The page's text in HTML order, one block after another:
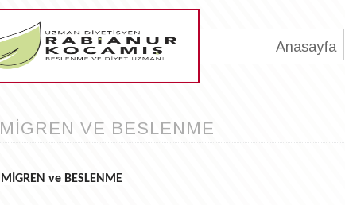
Anasayfa
MİGREN VE BESLENME
MİGREN ve BESLENME